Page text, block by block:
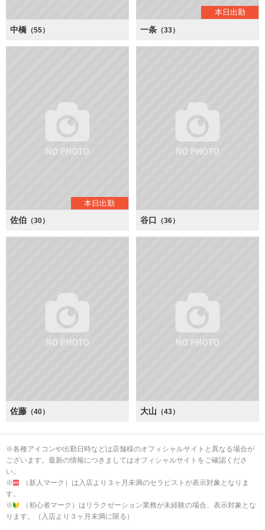
中橋 （55）
本日出勤
一条 （33）
本日出勤
佐伯 （30） 谷口 （36）
佐藤 （40） 大山 （43）
※各種アイコンや出勤日時などは店舗様のオフィシャルサイトと異なる場合が
ございます。最新の情報につきましてはオフィシャルサイトをご確認くださ
い。
※
（新人マーク）は入店より３ヶ月未満のセラピストが表示対象となりま
す。
※
（初心者マーク）はリラクゼーション業務が未経験の場合、表示対象とな
ります。（入店より３ヶ月未満に限る）